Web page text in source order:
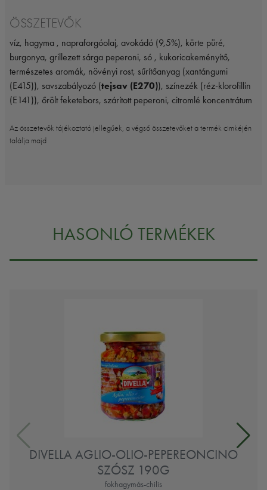
ÖSSZETEVŐK
víz, hagyma , napraforgóolaj, avokádó (9,5%), körte püré,
burgonya, grillezett sárga peperoni, só , kukoricakeményítő,
természetes aromák, növényi rost, sűrítőanyag (xantángumi
(E415)), savszabályozó (tejsav (E270)), színezék (réz-klorofillin
(E141)), őrölt feketebors, szárított peperoni, citromlé koncentrátum
Az összetevők tájékoztató jellegűek, a végső összetevőket a termék cimkéjén
találja majd
HASONLÓ TERMÉKEK
DIVELLA AGLIO-OLIO-PEPEREONCINO
SZÓSZ 190G
fokhagymás-chilis